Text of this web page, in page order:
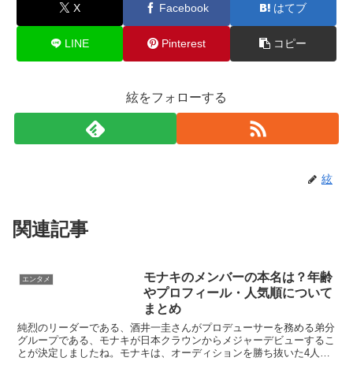
X Facebook はてブ
LINE Pinterest コピー
絃をフォローする
絃
関連記事
エンタメ
モナキのメンバーの本名は？年齢
やプロフィール・人気順について
まとめ
純烈のリーダーである、酒井一圭さんがプロデューサーを務める弟分
グループである、モナキが日本クラウンからメジャーデビューするこ
とが決定しましたね。モナキは、オーディションを勝ち抜いた4人組